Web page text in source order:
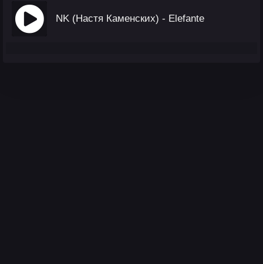
NK (Настя Каменских) - Elefante